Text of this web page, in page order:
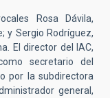
Rosa Dávila,
y Sergio Rodríguez,
El director del IAC,
secretario del
por la subdirectora
general,